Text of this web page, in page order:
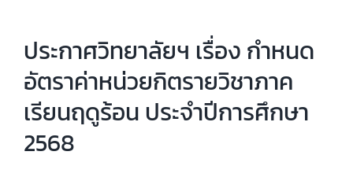
ประกาศวิทยาลัยฯ เรื่อง กำหนด
อัตราค่าหน่วยกิตรายวิชาภาค
เรียนฤดูร้อน ประจำปีการศึกษา
2568